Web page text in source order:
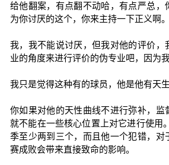
给他翻案，有点翻不动哈，有点严总，
为你讨厌的这个，你来主持一下正义啊。
我，我不能说讨厌，但我对他的评价，
业的角度来进行评价的伪专业吧，因为我
我只是觉得这种有的球员，他是他有天生
你如果对他的天性曲线不进行弥补，监
就不能在一些核心位置上对它进行使用
季至少两到三个，而且他一个犯错，对
赛成败会带来直接致命的影响。